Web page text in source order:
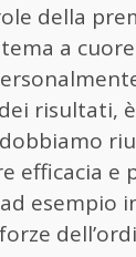
della
a
risultati,
efficacia e
esempio